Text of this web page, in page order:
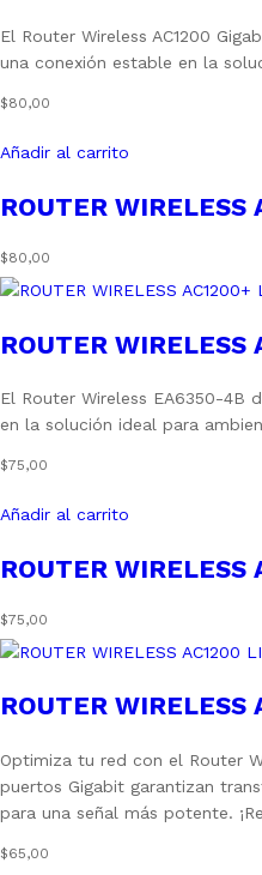
El Router Wireless AC1200
una conexión estable en la
$80,00
Añadir al carrito
ROUTER
$80,00
ROUTER
El Router Wireless EA6350-4B
en la solución ideal para
$75,00
Añadir al carrito
ROUTER
$75,00
ROUTER WIRELESS
Optimiza tu red con el Router
puertos Gigabit garantizan
para una señal más potente.
$65,00